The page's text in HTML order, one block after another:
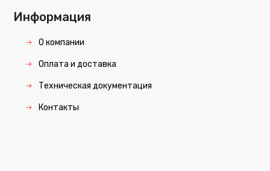
Информация
О компании
Оплата и доставка
Техническая документация
Контакты